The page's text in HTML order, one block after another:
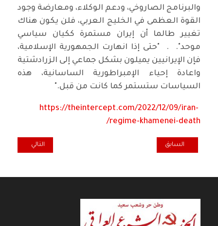
والبرنامج الصاروخي، ودعم الوكلاء، ومعارضة وجود
القوة العظمى في الخليج العربي، فلن يكون هناك
تغيير طالما أن إيران مستمرة ككيان سياسي
موحد". . "حتى إذا انهارت الجمهورية الإسلامية،
فإن الإيرانيين يميلون بشكل جماعي إلى الزرادشتية
واعادة إحياء الإمبراطورية الساسانية، هذه
السياسات ستستمر كما كانت من قبل."
https://theintercept.com/2022/12/09/iran-
regime-khamenei-death/
المقال السابق: ألمانيا - الهجمات على الديمقراطية - أمس واليوم
السابق المقال التالي:
التالي